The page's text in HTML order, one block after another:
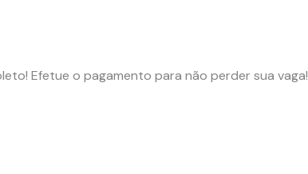
Efetue o pagamento para não perder sua vaga!